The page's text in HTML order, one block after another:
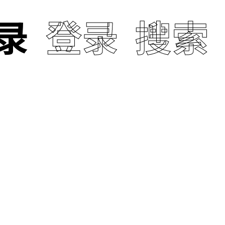
登录 搜索